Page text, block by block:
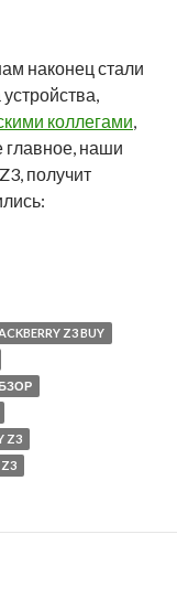
наконец стали
коллегами,
наши
получит
рендеры и
Z3 BUY
Z3
Z3